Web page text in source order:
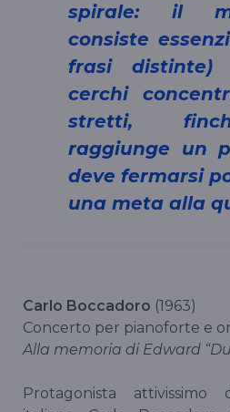
spirale: il
consiste
frasi
cerchi
stretti,
raggiunge un
deve fermarsi
una meta alla
Carlo Boccadoro (1963)
Concerto per pianoforte e
Alla memoria di Edward
Protagonista